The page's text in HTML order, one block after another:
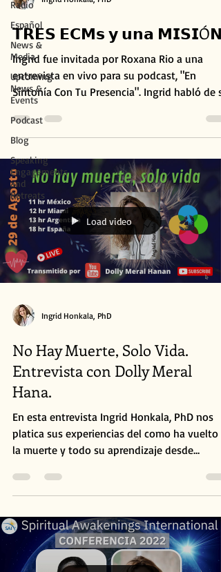
Radio
Español
News &
Media
Upcoming
News &
Events
Podcast
Blog
Speaking
Engagements
and
Retreats
𝗧𝗥𝗘𝗦 𝗘𝗖𝗠𝘀 𝘆 𝘂𝗻𝗮 𝗠𝗜𝗦𝗜Ó𝗡
Ingrid fue invitada por Roxana Rio a una
entrevista en vivo para su podcast, "En
Sintonía Con Tu Presencia". Ingrid habló de
último...
Load video
Ingrid Honkala, PhD
No Hay Muerte, Solo Vida.
Entrevista con Dolly Meral
Hana.
En esta entrevista Ingrid Honkala, PhD nos
platica sus experiencias del como ha vuelto
la muerte y todo su aprendizaje desde